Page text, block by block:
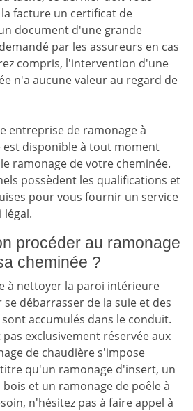
facture un certificat de
document d'une grande
par les assureurs en cas
compris, l'intervention d'une
n'a aucune valeur au regard de
entreprise de ramonage à
est disponible à tout moment
ramonage de votre cheminée.
possèdent les qualifications et
pour vous fournir un service
légal.
procéder au ramonage
cheminée ?
à nettoyer la paroi intérieure
débarrasser de la suie et des
accumulés dans le conduit.
exclusivement réservée aux
de chaudière s'impose
qu'un ramonage d'insert, un
et un ramonage de poêle à
n'hésitez pas à faire appel à